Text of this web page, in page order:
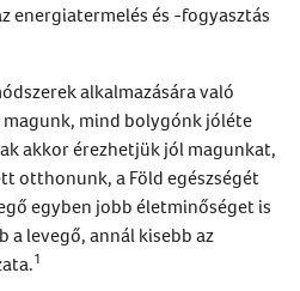
energiatermelés és -fogyasztás
alkalmazására való
mind bolygónk jóléte
akkor érezhetjük jól magunkat,
otthonunk, a Föld egészségét
egyben jobb életminőséget is
a levegő, annál kisebb az
1